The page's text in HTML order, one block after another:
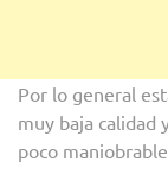
Por lo general
muy baja calidad
poco